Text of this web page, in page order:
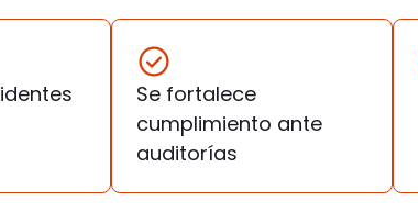
Se fortalece
cumplimiento ante
auditorías